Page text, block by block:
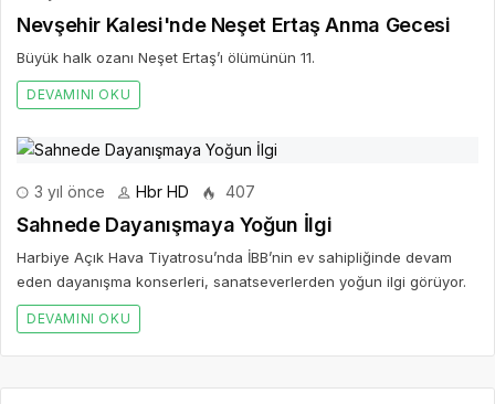
Nevşehir Kalesi'nde Neşet Ertaş Anma Gecesi
Büyük halk ozanı Neşet Ertaş’ı ölümünün 11.
DEVAMINI OKU
3 yıl önce Hbr HD 407
Sahnede Dayanışmaya Yoğun İlgi
Harbiye Açık Hava Tiyatrosu’nda İBB’nin ev sahipliğinde devam
eden dayanışma konserleri, sanatseverlerden yoğun ilgi görüyor.
DEVAMINI OKU